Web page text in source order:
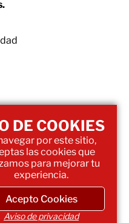
DE COOKIES
por este sitio,
las cookies que
para mejorar tu
experiencia.
Acepto Cookies
Aviso de privacidad